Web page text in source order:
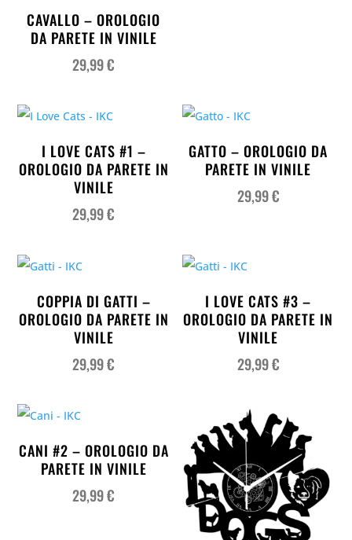
CAVALLO – OROLOGIO
DA PARETE IN VINILE
29,99€
I LOVE CATS #1 –
OROLOGIO DA PARETE IN
VINILE
29,99€
GATTO – OROLOGIO DA
PARETE IN VINILE
29,99€
COPPIA DI GATTI –
OROLOGIO DA PARETE IN
VINILE
29,99€
I LOVE CATS #3 –
OROLOGIO DA PARETE IN
VINILE
29,99€
CANI #2 – OROLOGIO DA
PARETE IN VINILE
29,99€